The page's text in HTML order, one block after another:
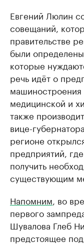
Евгений Люлин
совещаний,
правительстве
были
которые
речь идёт о
машиностроения
медицинской и
также
вице-
регионе
предприятий,
получить
существующим
Напомним, во
первого
Шувалова Глеб
предстоящее